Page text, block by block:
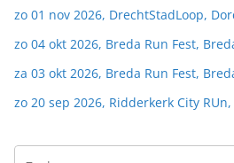
zo 01 nov 2026, DrechtStadLoop,
zo 04 okt 2026, Breda Run Fest,
za 03 okt 2026, Breda Run Fest,
zo 20 sep 2026, Ridderkerk City